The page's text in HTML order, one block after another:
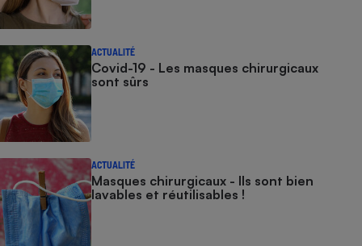
ACTUALITÉ
Covid-19 - Les masques chirurgicaux
sont sûrs
ACTUALITÉ
Masques chirurgicaux - Ils sont bien
lavables et réutilisables !